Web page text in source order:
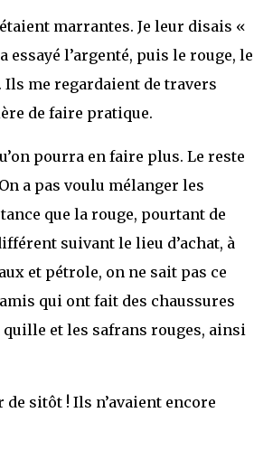
marrantes. Je leur disais «
essayé l’argenté, puis le rouge, le
me regardaient de travers
de faire pratique.
pourra en faire plus. Le reste
a pas voulu mélanger les
que la rouge, pourtant de
suivant le lieu d’achat, à
et pétrole, on ne sait pas ce
qui ont fait des chaussures
quille et les safrans rouges, ainsi
sitôt ! Ils n’avaient encore